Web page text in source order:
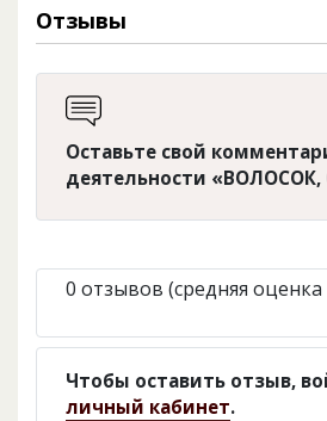
Отзывы
Оставьте свой
деятельности
0 отзывов (средняя оценка
Чтобы оставить отзыв,
личный кабинет.